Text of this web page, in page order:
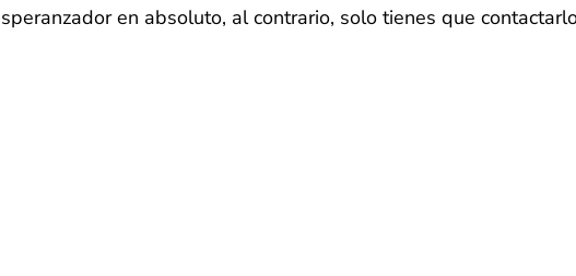
en absoluto, al contrario, solo tienes que